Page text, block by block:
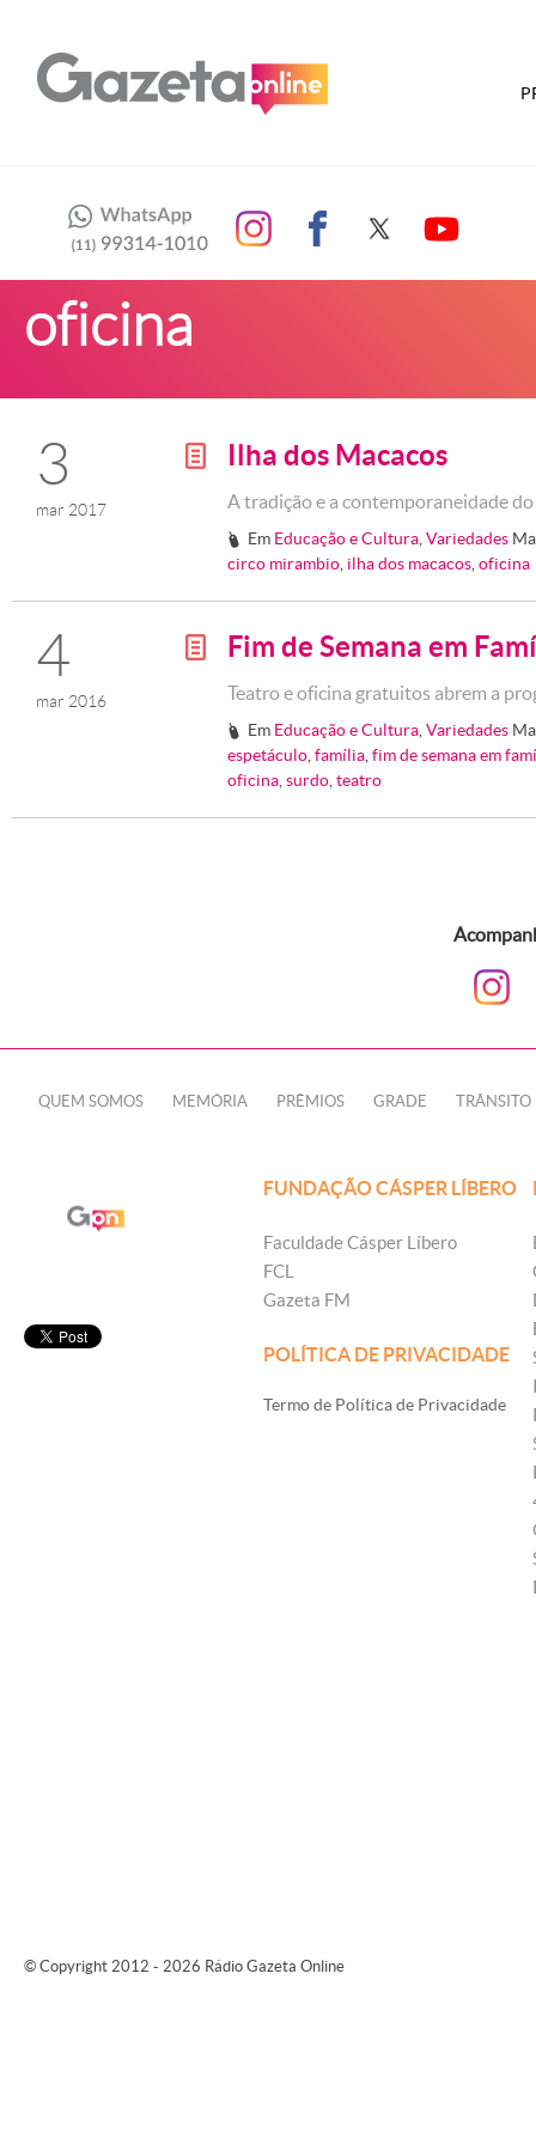
oficina
3
mar 2017
g Ilha dos Macacos
A tradição e a contemporaneidade
# Em Educação e Cultura ,Variedades
circo mirambio ilha dos macacos oficina
4
mar 2016
g Fim de Semana em
Teatro e oficina gratuitos abrem a
# Em Educação e Cultura ,Variedades
espetáculo família fim de semana em
oficina surdo teatro
QUEM SOMOS MEMÓRIA PRÊMIOS GRADE TRÂNSITO
FUNDAÇÃO CÁSPER LÍBERO
Faculdade Cásper Líbero
FCL
Gazeta FM
POLÍTICA DE PRIVACIDADE
Termo de Política de Privacidade
© Copyright 2012 - 2026 Rádio Gazeta Online